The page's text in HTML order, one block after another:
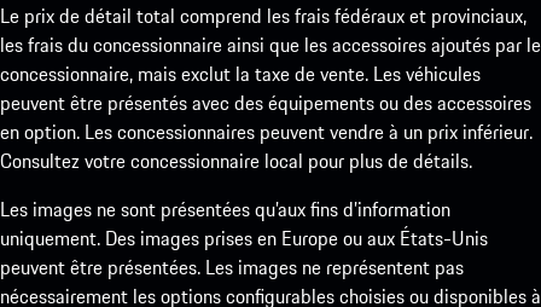
Le prix de détail total comprend les frais fédéraux et provinciaux,
les frais du concessionnaire ainsi que les accessoires ajoutés par le
concessionnaire, mais exclut la taxe de vente. Les véhicules
peuvent être présentés avec des équipements ou des accessoires
en option. Les concessionnaires peuvent vendre à un prix inférieur.
Consultez votre concessionnaire local pour plus de détails.
Les images ne sont présentées qu’aux fins d’information
uniquement. Des images prises en Europe ou aux États-Unis
peuvent être présentées. Les images ne représentent pas
nécessairement les options configurables choisies ou disponibles à